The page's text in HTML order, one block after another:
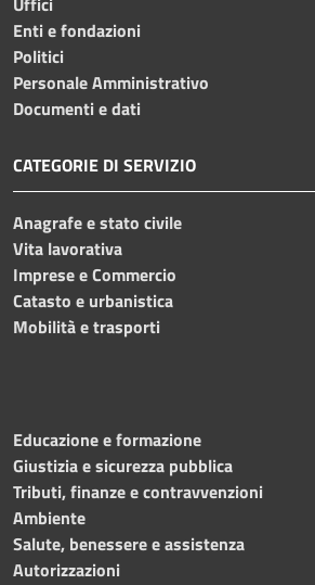
Enti e fondazioni
Politici
Personale Amministrativo
Documenti e dati
CATEGORIE DI SERVIZIO
Anagrafe e stato civile
Vita lavorativa
Imprese e Commercio
Catasto e urbanistica
Mobilità e trasporti
Educazione e formazione
Giustizia e sicurezza pubblica
Tributi, finanze e contravvenzioni
Ambiente
Salute, benessere e assistenza
Autorizzazioni